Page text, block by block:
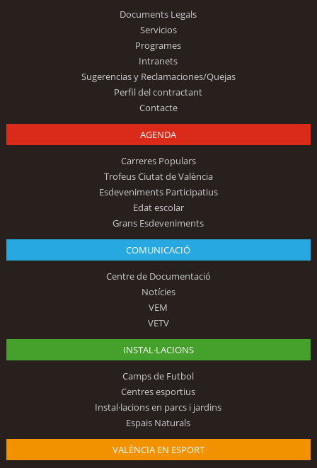
Documents Legals
Servicios
Programes
Intranets
Sugerencias y Reclamaciones/Quejas
Perfil del contractant
Contacte
AGENDA
Carreres Populars
Trofeus Ciutat de València
Esdeveniments Participatius
Edat escolar
Grans Esdeveniments
COMUNICACIÓ
Centre de Documentació
Notícies
VEM
VETV
INSTAL·LACIONS
Camps de Futbol
Centres esportius
Instal·lacions en parcs i jardins
Espais Naturals
VALÈNCIA EN ESPORT